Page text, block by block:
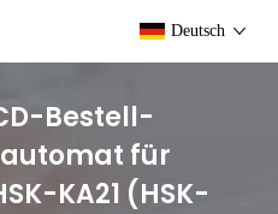
Deutsch
Bestell-
für
KA21 (HSK-